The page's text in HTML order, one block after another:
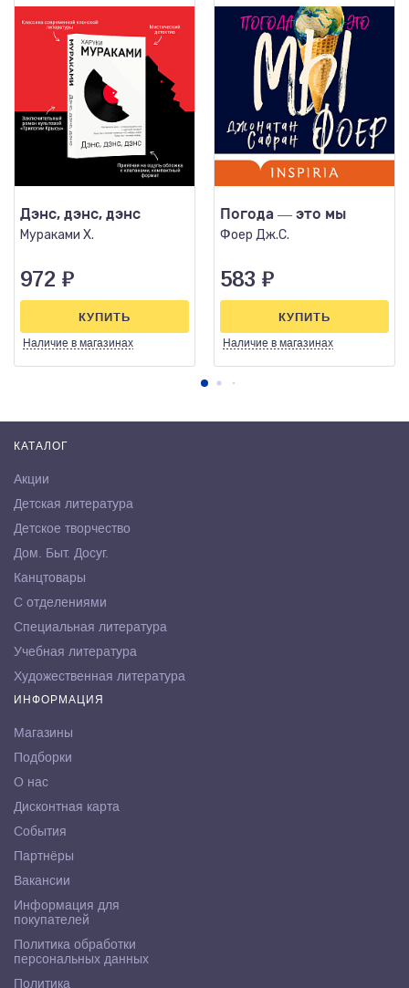
Дэнс, дэнс, дэнс
Мураками Х.
972 ₽
Наличие в магазинах
КУПИТЬ
Погода — это мы
Фоер Дж.С.
583 ₽
Наличие в магазинах
КУПИТЬ
КАТАЛОГ
Акции
Детская литература
Детское творчество
Дом. Быт. Досуг.
Канцтовары
С отделениями
Специальная литература
Учебная литература
Художественная литература
ИНФОРМАЦИЯ
Магазины
Подборки
О нас
Дисконтная карта
События
Партнёры
Вакансии
Информация для
покупателей
Политика обработки
персональных данных
Политика